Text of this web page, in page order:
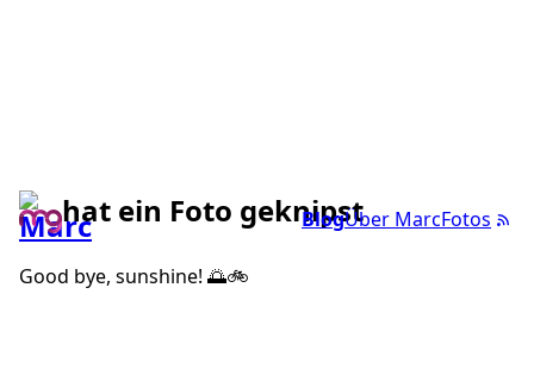
BlogÜber MarcFotos
hat ein Foto geknipst
Good bye, sunshine! 🌅🚲